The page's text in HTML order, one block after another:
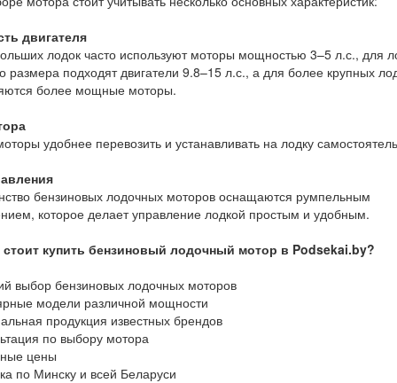
двигателя
лодок часто используют моторы мощностью 3–5 л.с., для
размера подходят двигатели 9.8–15 л.с., а для более крупных
более мощные моторы.
удобнее перевозить и устанавливать на лодку
бензиновых лодочных моторов оснащаются румпельным
которое делает управление лодкой простым и удобным.
купить бензиновый лодочный мотор в Podsekai.by?
выбор бензиновых лодочных моторов
модели различной мощности
продукция известных брендов
по выбору мотора
цены
по Минску и всей Беларуси